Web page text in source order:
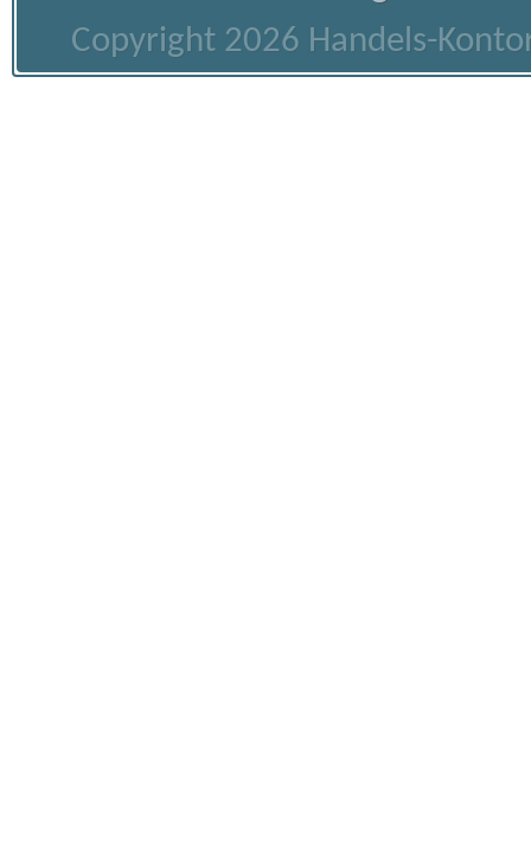
Copyright 2026 Handels-